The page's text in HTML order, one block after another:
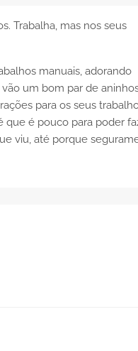
Trabalha, mas nos seus
manuais, adorando
um bom par de
para os seus
que é pouco para poder
viu, até porque